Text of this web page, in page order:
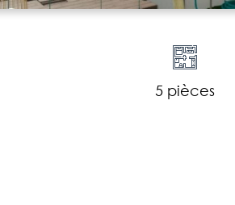
5 pièces